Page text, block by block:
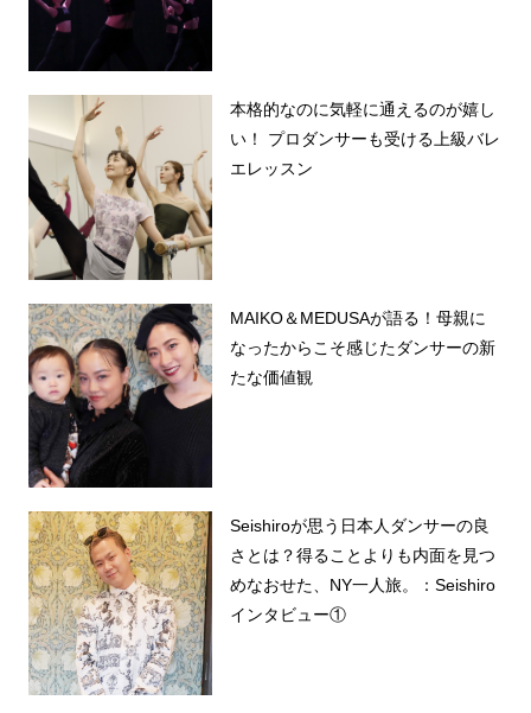
本格的なのに気軽に通えるのが嬉し
い！ プロダンサーも受ける上級バレ
エレッスン
MAIKO＆MEDUSAが語る！母親に
なったからこそ感じたダンサーの新
たな価値観
Seishiroが思う日本人ダンサーの良
さとは？得ることよりも内面を見つ
めなおせた、NY一人旅。：Seishiro
インタビュー①